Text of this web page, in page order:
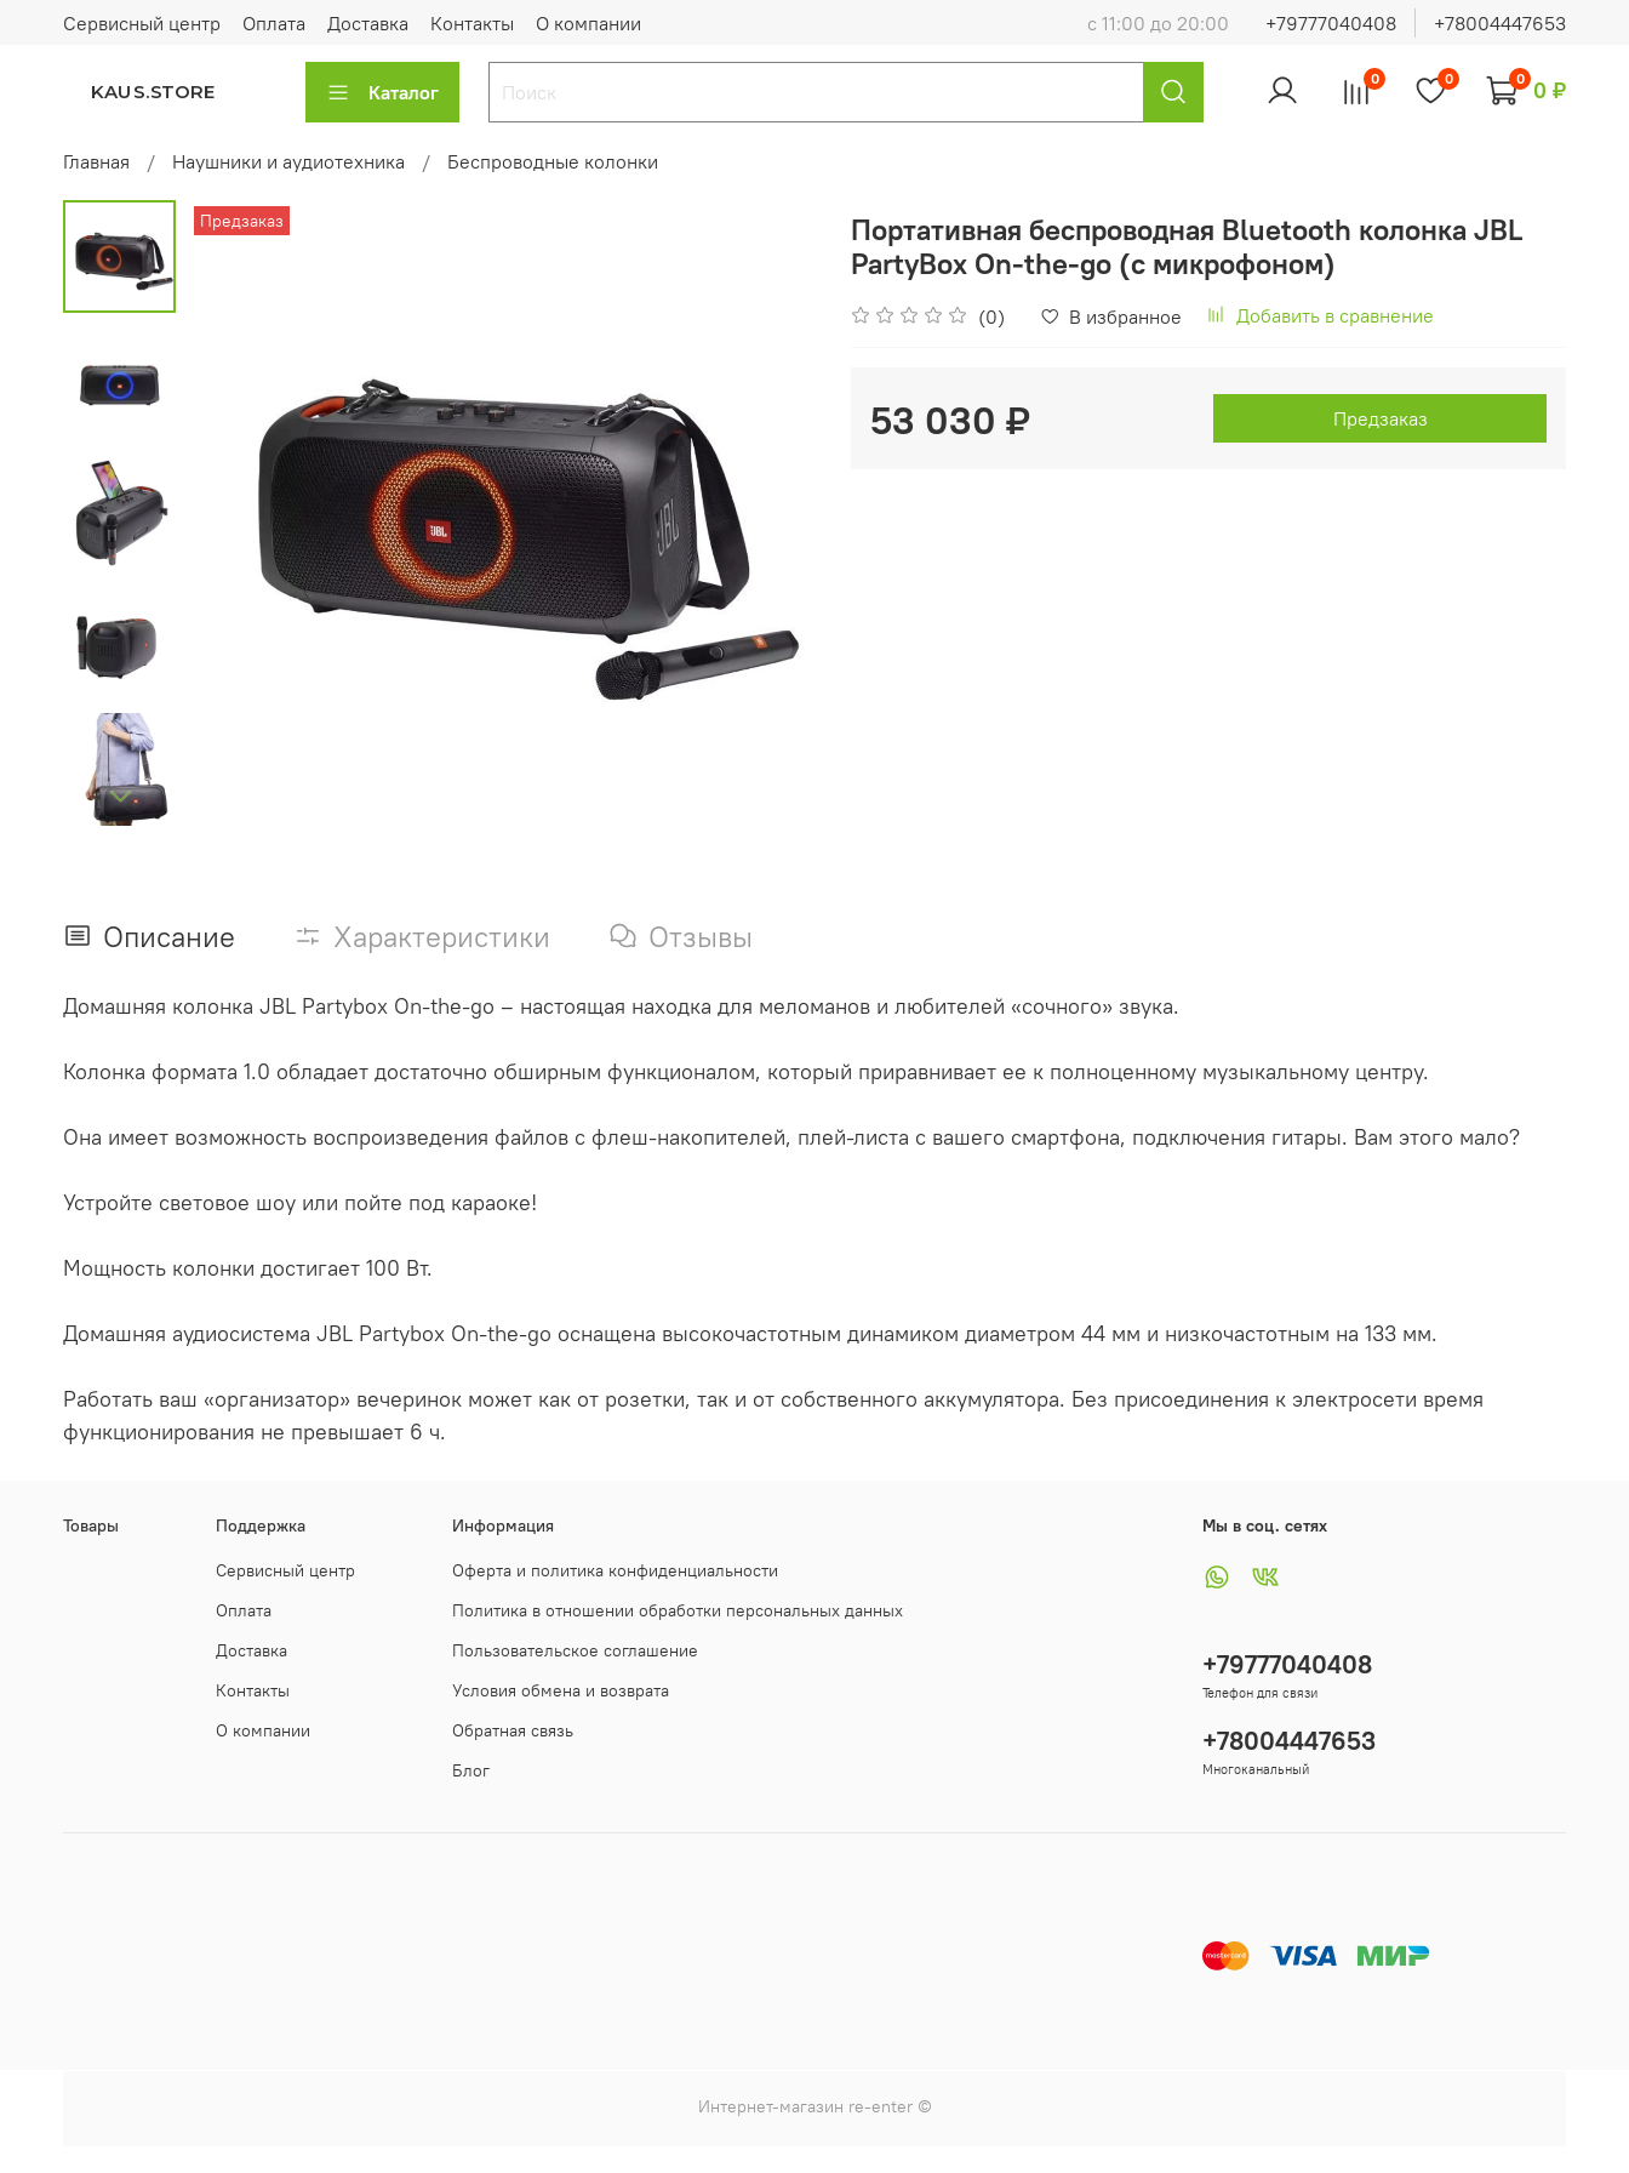
Сервисный центр Оплата Доставка Контакты О компании с 11:00 до 20:00 +79777040408 +78004447653
KAUS.STORE Каталог
0 0 0 0 ₽
Главная Наушники и аудиотехника Беспроводные колонки
Предзаказ
Портативная беспроводная Bluetooth колонка JBL
PartyBox On-the-go (с микрофоном)
(0) В избранное Добавить в сравнение
53 030 ₽ Предзаказ
Описание Характеристики Отзывы
Домашняя колонка JBL Partybox On-the-go – настоящая находка для меломанов и любителей «сочного» звука.
Колонка формата 1.0 обладает достаточно обширным функционалом, который приравнивает ее к полноценному музыкальному центру.
Она имеет возможность воспроизведения файлов с флеш-накопителей, плей-листа с вашего смартфона, подключения гитары. Вам этого мало?
Устройте световое шоу или пойте под караоке!
Мощность колонки достигает 100 Вт.
Домашняя аудиосистема JBL Partybox On-the-go оснащена высокочастотным динамиком диаметром 44 мм и низкочастотным на 133 мм.
Работать ваш «организатор» вечеринок может как от розетки, так и от собственного аккумулятора. Без присоединения к электросети время
функционирования не превышает 6 ч.
Товары Поддержка
Сервисный центр
Оплата
Доставка
Контакты
О компании
Информация
Оферта и политика конфиденциальности
Политика в отношении обработки персональных данных
Пользовательское соглашение
Условия обмена и возврата
Обратная связь
Блог
Мы в соц. сетях
+79777040408
Телефон для связи
+78004447653
Многоканальный
Интернет-магазин re-enter ©